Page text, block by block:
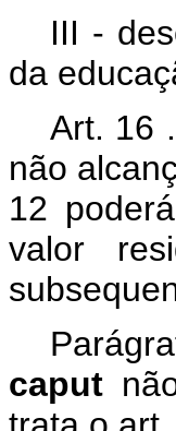
III -
da
Art. 16
não
12
valor
caput